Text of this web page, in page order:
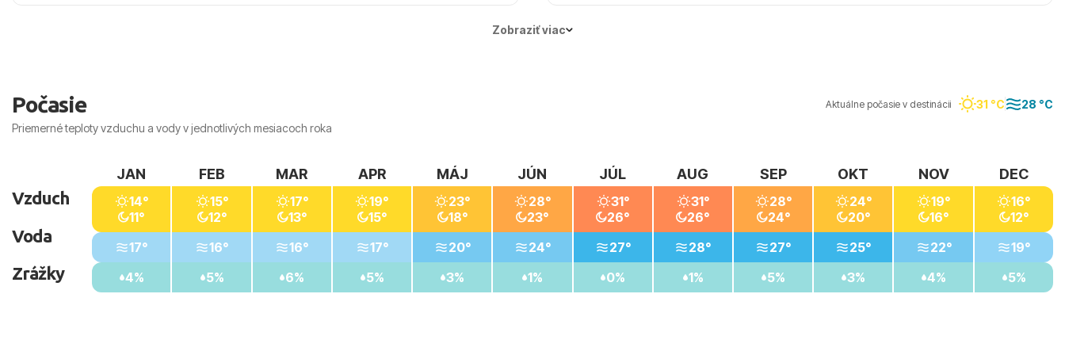
Zobraziť viac
Počasie
Priemerné teploty vzduchu a vody v jednotlivých mesiacoch roka
Aktuálne počasie v destinácii 31 °C 28 °C
Vzduch
Voda
Zrážky
JAN
14°
11°
17°
4%
FEB
15°
12°
16°
5%
MAR
17°
13°
16°
6%
APR
19°
15°
17°
5%
MÁJ
23°
18°
20°
3%
JÚN
28°
23°
24°
1%
JÚL
31°
26°
27°
0%
AUG
31°
26°
28°
1%
SEP
28°
24°
27°
5%
OKT
24°
20°
25°
3%
NOV
19°
16°
22°
4%
DEC
16°
12°
19°
5%